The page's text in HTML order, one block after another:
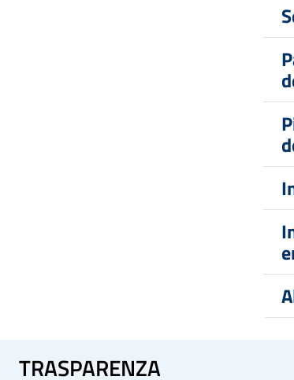
TRASPARENZA